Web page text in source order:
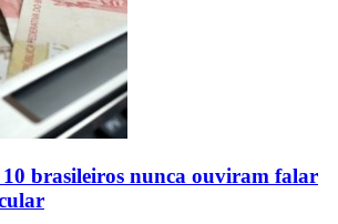
brasileiros nunca ouviram falar